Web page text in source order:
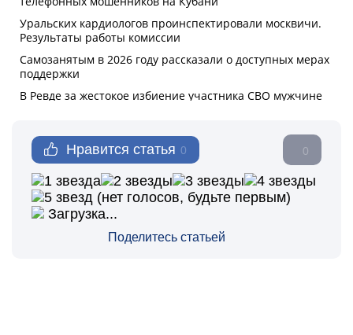
Нравится статья 0 0
Поделитесь статьей
(нет голосов, будьте первым)
Загрузка...